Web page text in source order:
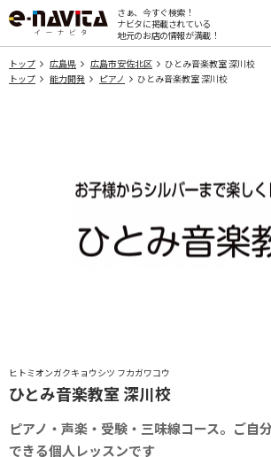
さぁ、今すぐ検索！
ナビタに掲載されている
地元のお店の情報が満載！
トップ 広島県 広島市安佐北区
ひとみ音楽教室 深川校
トップ
能力開発 ピアノ ひとみ音楽教室 深川校
ヒトミオンガクキョウシツ フカガワコウ
ひとみ音楽教室 深川校
ピアノ・声楽・受験・三味線コース。ご自
できる個人レッスンです